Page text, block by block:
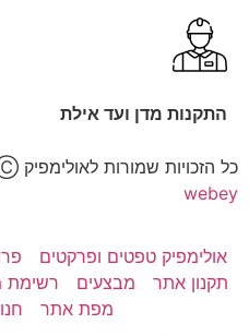
התקנות מדן ועד אילת
כל הזכויות שמורות לאולימפיק Ⓒ – האתר נבנה ועוצב ע”י
webey
אולימפיק טפטים ופרקטים
תקנון אתר
מבצעים רשימת
מפת אתר